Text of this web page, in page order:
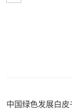
中国绿色发展白皮